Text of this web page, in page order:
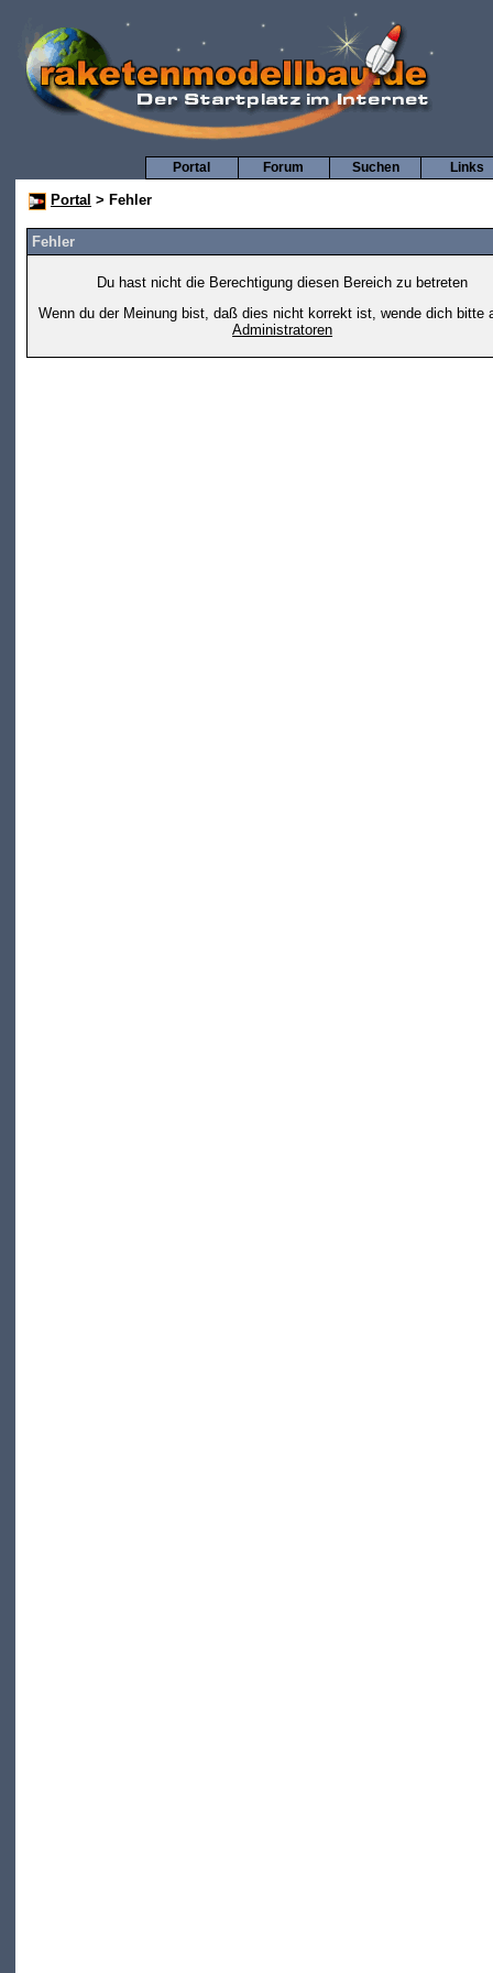
Links
Suchen
Forum
Portal
Portal > Fehler
Fehler
Du hast nicht die Berechtigung diesen Bereich zu betreten
Wenn du der Meinung bist, daß dies nicht korrekt ist, wende dich bitte
Administratoren